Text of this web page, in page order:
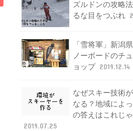
ズルドンの攻略
るな目をつぶれ
「雪将軍」新潟
ノーボードのチ
ョップ 2019.12.14
なぜスキー技術
なる？地域によ
の答えはこれじ
2019.07.25